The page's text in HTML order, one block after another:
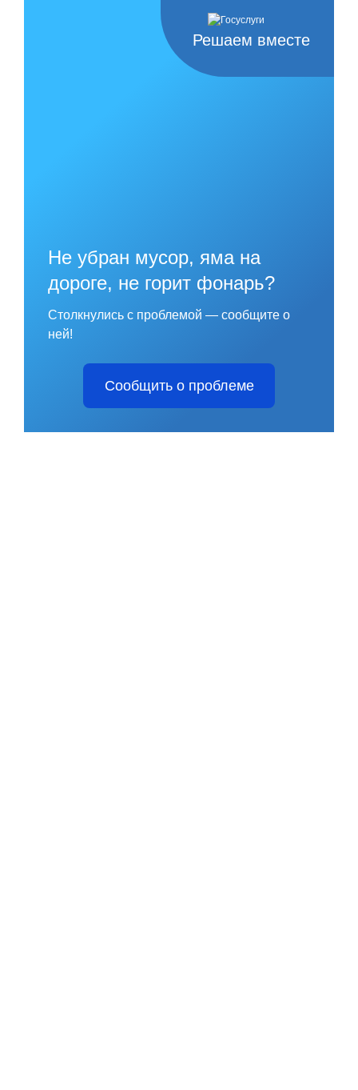
Решаем вместе
Не убран мусор, яма на
дороге, не горит фонарь?
Столкнулись с проблемой — сообщите о
ней!
Сообщить о проблеме